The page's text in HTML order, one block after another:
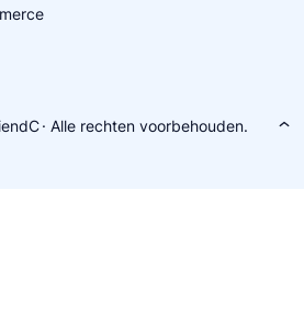
· Alle rechten voorbehouden.